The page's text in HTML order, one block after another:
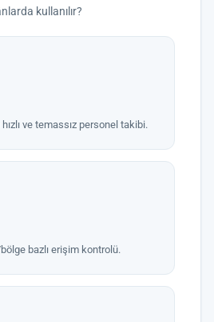
kullanılır?
ve temassız personel takibi.
bazlı erişim kontrolü.